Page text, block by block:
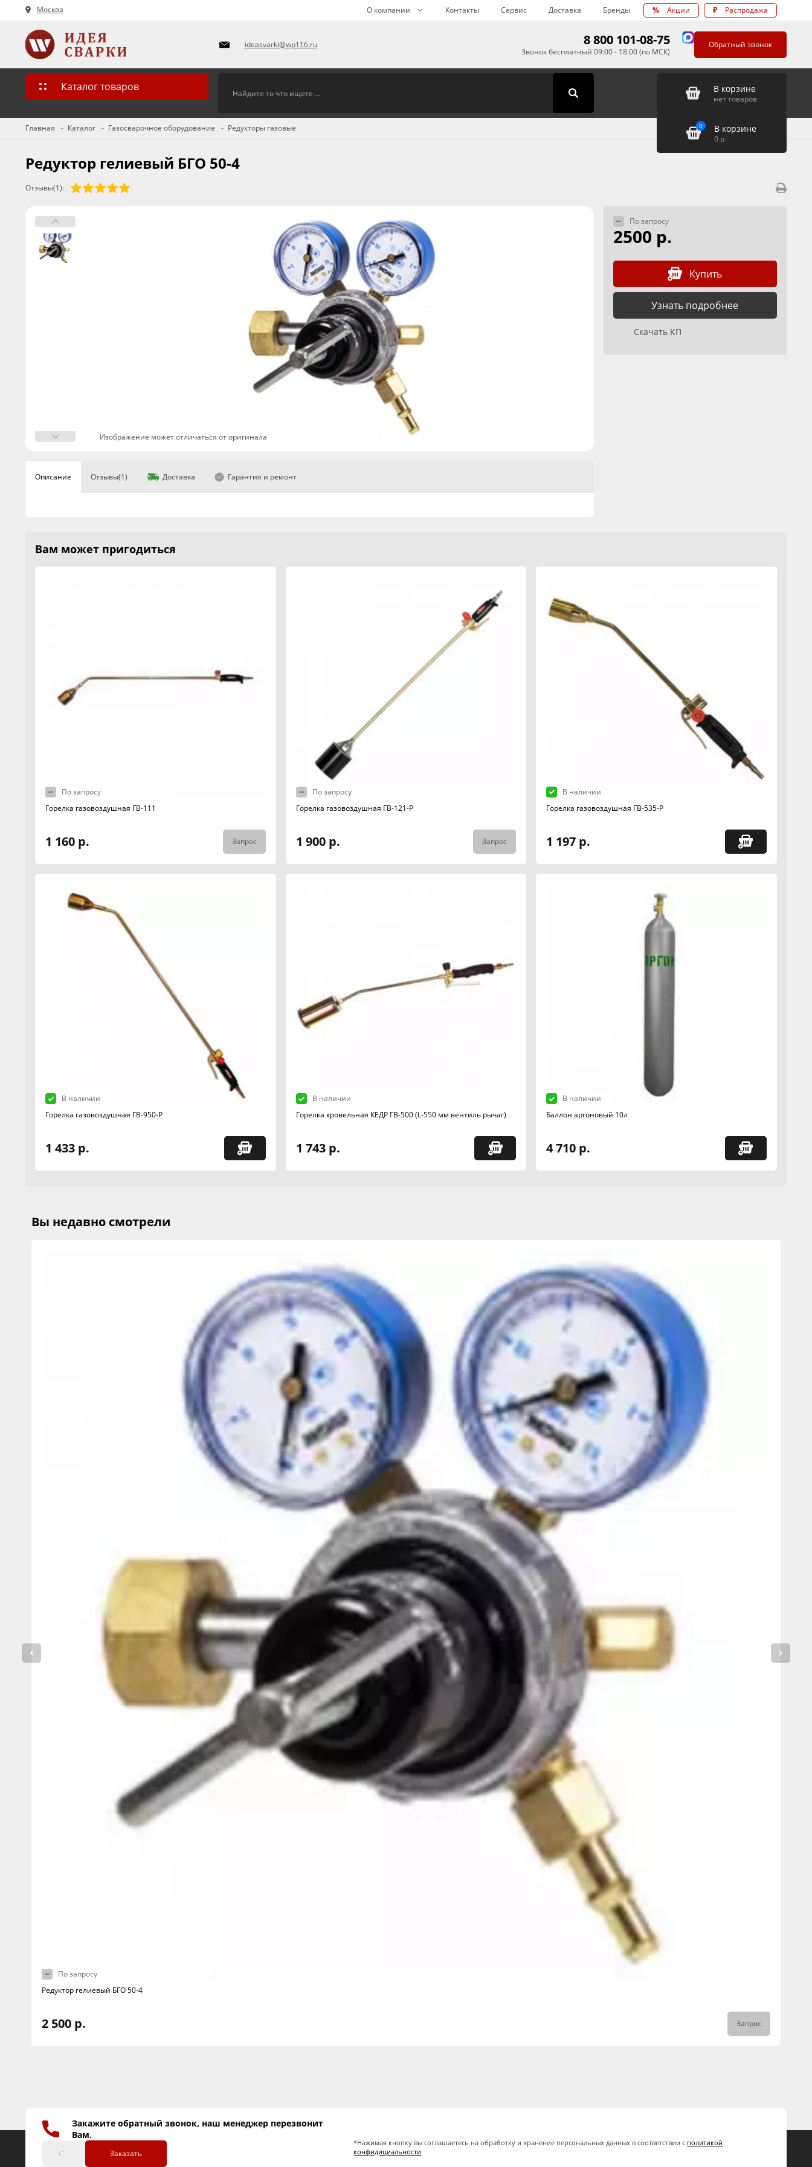
Москва О компании Контакты Сервис Доставка Бренды % Акции ₽ Распродажа
ideasvarki@wp116.ru 8 800 101-08-75
Звонок бесплатный 09:00 - 18:00 (по МСК)
Обратный звонок
Каталог товаров В корзине
нет товаров
0 В корзине
0 р.
Главная Каталог Газосварочное оборудование Редукторы газовые
Редуктор гелиевый БГО 50-4
Отзывы(1):
Изображение может отличаться от оригинала
По запросу
2500 р.
Купить
Узнать подробнее
Скачать КП
Описание Отзывы(1) Доставка Гарантия и ремонт
Вам может пригодиться
По запросу
Горелка газовоздушная ГВ-111
1 160 р. Запрос
По запросу
Горелка газовоздушная ГВ-121-Р
1 900 р. Запрос
В наличии
Горелка газовоздушная ГВ-535-Р
1 197 р.
В наличии
Горелка газовоздушная ГВ-950-Р
1 433 р.
В наличии
Горелка кровельная КЕДР ГВ-500 (L-550 мм вентиль рычаг)
1 743 р.
В наличии
Баллон аргоновый 10л
4 710 р.
Вы недавно смотрели
По запросу
Редуктор гелиевый БГО 50-4
2 500 р. Запрос
Закажите обратный звонок, наш менеджер перезвонит
Вам.
Заказать
*Нажимая кнопку вы соглашаетесь на обработку и хранение персональных данных в соответствии с политикой
конфидициальности